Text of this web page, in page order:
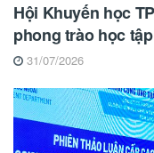
Hội Khuyến học
phong trào học
31/07/2026